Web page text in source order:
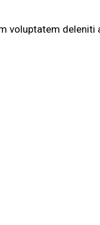
voluptatem